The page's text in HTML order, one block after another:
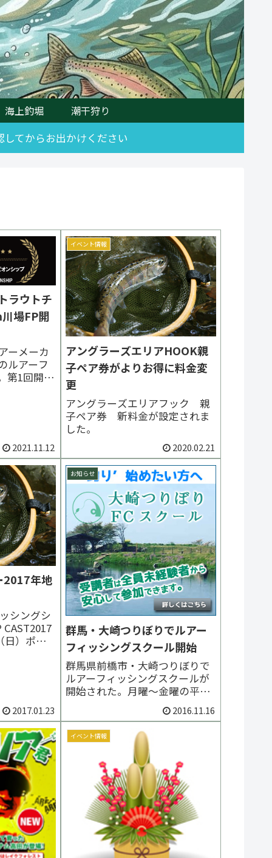
海上釣堀
潮干狩り
てからお出かけください
ラウトチ
場FP開
ーメーカ
ルアーフ
第1回開催
2021.11.12
イベント情報
アングラーズエリアHOOK親
子ペア券がよりお得に料金変
更
アングラーズエリアフック 親
子ペア券 新料金が設定されま
した。
2020.02.21
2017年地
シングシ
CAST2017
日）ポー
19（日）
2017.01.23
お知らせ
群馬・大崎つりぼりでルアー
フィッシングスクール開始
群馬県前橋市・大崎つりぼりで
ルアーフィッシングスクールが
開始された。月曜～金曜の平日
10時～17時に通年で開催され
る。時間はワンレッスン90分な
ので空いた時間に１名から参加
できるのが魅力。対象となるの
は、全く釣りをした事がない初
心者（初級ABクラス）と経験は
あるけどもう少し上達し...
2016.11.16
イベント情報